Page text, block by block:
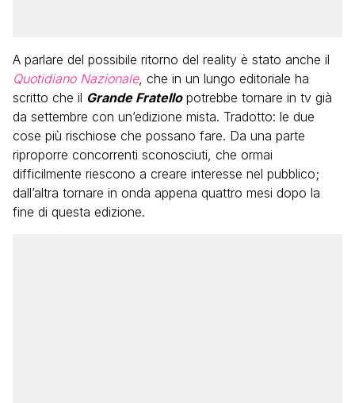
A parlare del possibile ritorno del reality è stato anche il
Quotidiano Nazionale, che in un lungo editoriale ha
scritto che il Grande Fratellopotrebbe tornare in tv già
da settembre con un’edizione mista. Tradotto: le due
cose più rischiose che possano fare. Da una parte
riproporre concorrenti sconosciuti, che ormai
difficilmente riescono a creare interesse nel pubblico;
dall’altra tornare in onda appena quattro mesi dopo la
fine di questa edizione.